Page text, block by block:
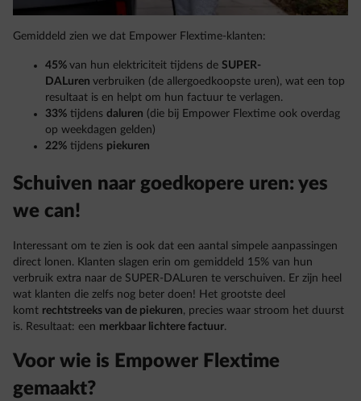
Gemiddeld zien we dat Empower Flextime-klanten:
45% van hun elektriciteit tijdens de SUPER-
DALuren verbruiken (de allergoedkoopste uren), wat een top
resultaat is en helpt om hun factuur te verlagen.
33% tijdens daluren (die bij Empower Flextime ook overdag
op weekdagen gelden)
22% tijdens piekuren
Schuiven naar goedkopere uren: yes
we can!
Interessant om te zien is ook dat een aantal simpele aanpassingen
direct lonen. Klanten slagen erin om gemiddeld 15% van hun
verbruik extra naar de SUPER-DALuren te verschuiven. Er zijn heel
wat klanten die zelfs nog beter doen! Het grootste deel
komt rechtstreeks van de piekuren, precies waar stroom het duurst
is. Resultaat: een merkbaar lichtere factuur.
Voor wie is Empower Flextime
gemaakt?